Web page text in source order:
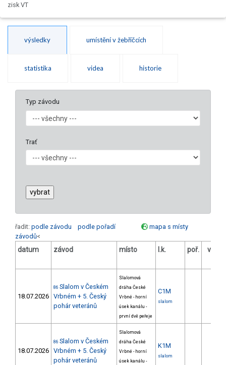
zisk VT
výsledky umístění v žebříčcích
statistika videa historie
Typ závodu
Trať
řadit: podle závodu podle pořadí
mapa s místy
závodů<
datum závod místo l.k. poř. v.k.
18.07.2026
86 Slalom v Českém
Vrbném + 5. Český
pohár veteránů
Slalomová
dráha České
Vrbné - horní
úsek kanálu -
první dvě peřeje
C1M
slalom
18.07.2026
86 Slalom v Českém
Vrbném + 5. Český
pohár veteránů
Slalomová
dráha České
Vrbné - horní
úsek kanálu -
K1M
slalom